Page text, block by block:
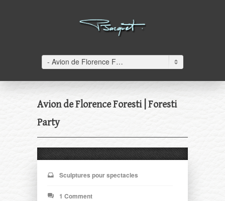
- Avion de Florence Foresti | Foresti Party– Avion de Florence Foresti | Foresti Party
Avion de Florence Foresti | Foresti
Party
Sculptures pour spectacles
1 Comment